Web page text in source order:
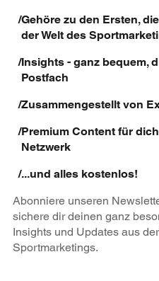
/Gehöre zu den Ersten,
der Welt des
/Insights - ganz bequem,
Postfach
/Zusammengestellt von
/Premium Content für
Netzwerk
/...und alles kostenlos!
Abonniere unseren
sichere dir deinen ganz
Insights und Updates aus
Sportmarketings.